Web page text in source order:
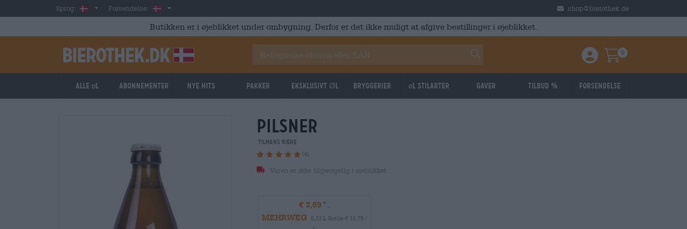
Skip to main contentSprog: DanishForsendelse: Danmark shop@bierothek.de
Butikken er i øjeblikket under ombygning. Derfor er det ikke muligt at afgive bestillinger i øjeblikket.
Einloggen / Anmelden
Warenkorb
0
Alle øl Abonnementer Nye hits Pakker Eksklusivt Øl Bryggerier øl stilarter Gaver Tilbud % Forsendelse
pilsner
Tilmans Biere
(4)
Varen er ikke tilgængelig i øjeblikket
€ 3,69
MEHRWEG
0,33 L Bottle € 10,79 /